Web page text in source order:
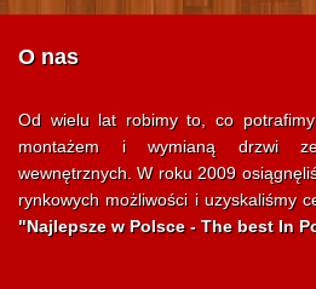
O nas
Od wielu lat robimy to, co
montażem i wymianą drzwi
wewnętrznych. W roku 2009
rynkowych możliwości i uzyskaliśmy
"Najlepsze w Polsce - The best In